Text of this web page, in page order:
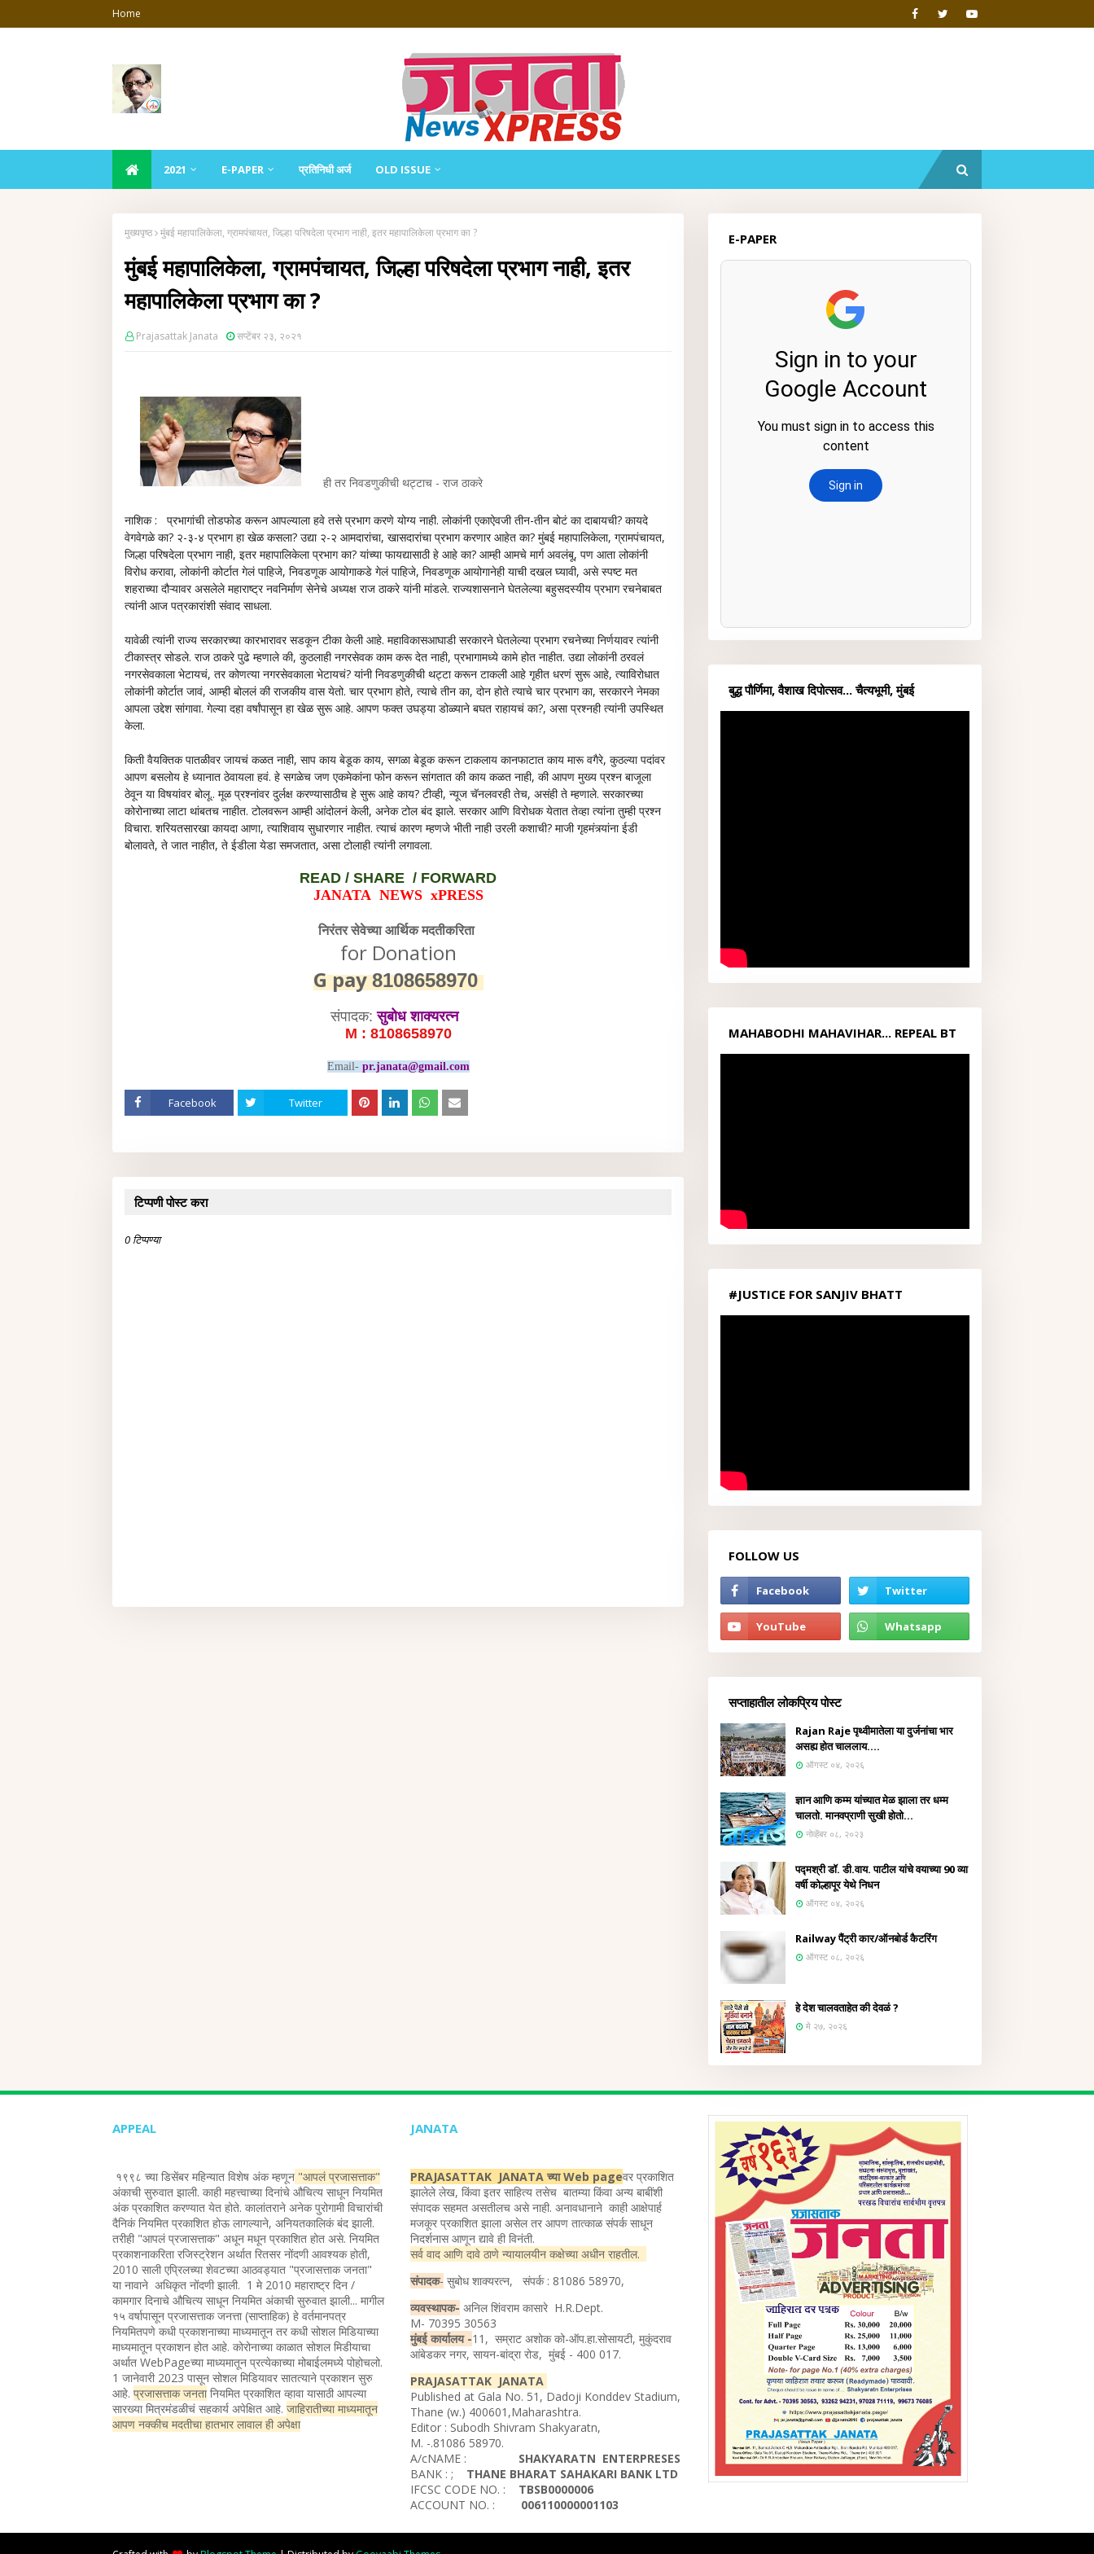
Home
2021 E-PAPER प्रतिनिधी अर्ज OLD ISSUE
मुख्यपृष्ठ मुंबई महापालिकेला, ग्रामपंचायत, जिल्हा परिषदेला प्रभाग नाही, इतर महापालिकेला प्रभाग का ?
मुंबई महापालिकेला, ग्रामपंचायत, जिल्हा परिषदेला प्रभाग नाही, इतर
महापालिकेला प्रभाग का ?
Prajasattak Janata सप्टेंबर २३, २०२१
ही तर निवडणुकीची थट्टाच - राज ठाकरे
नाशिक : प्रभागांची तोडफोड करून आपल्याला हवे तसे प्रभाग करणे योग्य नाही. लोकांनी एकाऐवजी तीन-तीन बोटं का दाबायची? कायदे
वेगवेगळे का? २-३-४ प्रभाग हा खेळ कसला? उद्या २-२ आमदारांचा, खासदारांचा प्रभाग करणार आहेत का? मुंबई महापालिकेला, ग्रामपंचायत,
जिल्हा परिषदेला प्रभाग नाही, इतर महापालिकेला प्रभाग का? यांच्या फायद्यासाठी हे आहे का? आम्ही आमचे मार्ग अवलंबू, पण आता लोकांनी
विरोध करावा, लोकांनी कोर्टात गेलं पाहिजे, निवडणूक आयोगाकडे गेलं पाहिजे, निवडणूक आयोगानेही याची दखल घ्यावी, असे स्पष्ट मत
शहराच्या दौऱ्यावर असलेले महाराष्ट्र नवनिर्माण सेनेचे अध्यक्ष राज ठाकरे यांनी मांडले. राज्यशासनाने घेतलेल्या बहुसदस्यीय प्रभाग रचनेबाबत
त्यांनी आज पत्रकारांशी संवाद साधला.
यावेळी त्यांनी राज्य सरकारच्या कारभारावर सडकून टीका केली आहे. महाविकासआघाडी सरकारने घेतलेल्या प्रभाग रचनेच्या निर्णयावर त्यांनी
टीकास्त्र सोडले. राज ठाकरे पुढे म्हणाले की, कुठलाही नगरसेवक काम करू देत नाही, प्रभागामध्ये कामे होत नाहीत. उद्या लोकांनी ठरवलं
नगरसेवकाला भेटायचं, तर कोणत्या नगरसेवकाला भेटायचं? यांनी निवडणुकीची थट्टा करून टाकली आहे गृहीत धरणं सुरू आहे, त्याविरोधात
लोकांनी कोर्टात जावं, आम्ही बोललं की राजकीय वास येतो. चार प्रभाग होते, त्याचे तीन का, दोन होते त्याचे चार प्रभाग का, सरकारने नेमका
आपला उद्देश सांगावा. गेल्या दहा वर्षांपासून हा खेळ सुरू आहे. आपण फक्त उघड्या डोळ्याने बघत राहायचं का?, असा प्रश्नही त्यांनी उपस्थित
केला.
किती वैयक्तिक पातळीवर जायचं कळत नाही, साप काय बेडूक काय, सगळा बेडूक करून टाकलाय कानफाटात काय मारू वगैरे, कुठल्या पदांवर
आपण बसलोय हे ध्यानात ठेवायला हवं. हे सगळेच जण एकमेकांना फोन करून सांगतात की काय कळत नाही, की आपण मुख्य प्रश्न बाजूला
ठेवून या विषयांवर बोलू.. मूळ प्रश्नांवर दुर्लक्ष करण्यासाठीच हे सुरू आहे काय? टीव्ही, न्यूज चॅनलवरही तेच, असंही ते म्हणाले. सरकारच्या
कोरोनाच्या लाटा थांबतच नाहीत. टोलवरून आम्ही आंदोलनं केली, अनेक टोल बंद झाले. सरकार आणि विरोधक येतात तेव्हा त्यांना तुम्ही प्रश्न
विचारा. शरियतसारखा कायदा आणा, त्याशिवाय सुधारणार नाहीत. त्याचं कारण म्हणजे भीती नाही उरली कशाची? माजी गृहमंत्र्यांना ईडी
बोलावते, ते जात नाहीत, ते ईडीला येडा समजतात, असा टोलाही त्यांनी लगावला.
READ / SHARE / FORWARD
JANATA NEWS xPRESS
निरंतर सेवेच्या आर्थिक मदतीकरिता
for Donation
G pay8108658970
संपादक:सुबोध शाक्यरत्न
M : 8108658970
Email- pr.janata@gmail.com
Facebook Twitter
टिप्पणी पोस्ट करा
0 टिप्पण्या
E-PAPER
बुद्ध पौर्णिमा, वैशाख दिपोत्सव... चैत्यभूमी, मुंबई
MAHABODHI MAHAVIHAR... REPEAL BT
ACT1949...
#JUSTICE FOR SANJIV BHATT
FOLLOW US
सप्ताहातील लोकप्रिय पोस्ट
Rajan Raje पृथ्वीमातेला या दुर्जनांचा भार
असह्य होत चाललाय....
ऑगस्ट ०४, २०२६
ज्ञान आणि कम्म यांच्यात मेळ झाला तर धम्म
चालतो. मानवप्राणी सुखी होतो...
नोव्हेंबर ०८, २०२३
पद्मश्री डॉ. डी.वाय. पाटील यांचे वयाच्या 90 व्या
वर्षी कोल्हापूर येथे निधन
ऑगस्ट ०४, २०२६
Railway पैंट्री कार/ऑनबोर्ड कैटरिंग
ऑगस्ट ०८, २०२६
हे देश चालवताहेत की देवळं ?
मे २७, २०२६
APPEAL
१९९८ च्या डिसेंबर महिन्यात विशेष अंक म्हणून "आपलं प्रजासत्ताक"
अंकाची सुरुवात झाली. काही महत्त्वाच्या दिनांचे औचित्य साधून नियमित
अंक प्रकाशित करण्यात येत होते. कालांतराने अनेक पुरोगामी विचारांची
दैनिकं नियमित प्रकाशित होऊ लागल्याने, अनियतकालिकं बंद झाली.
तरीही "आपलं प्रजासत्ताक" अधून मधून प्रकाशित होत असे. नियमित
प्रकाशनाकरिता रजिस्ट्रेशन अर्थात रितसर नोंदणी आवश्यक होती,
2010 साली एप्रिलच्या शेवटच्या आठवड्यात "प्रजासत्ताक जनता"
या नावाने अधिकृत नोंदणी झाली. 1 मे 2010 महाराष्ट्र दिन /
कामगार दिनाचे औचित्य साधून नियमित अंकाची सुरुवात झाली... मागील
१५ वर्षापासून प्रजासत्ताक जनत्ता (साप्ताहिक) हे वर्तमानपत्र
नियमितपणे कधी प्रकाशनाच्या माध्यमातून तर कधी सोशल मिडियाच्या
माध्यमातून प्रकाशन होत आहे. कोरोनाच्या काळात सोशल मिडीयाचा
अर्थात WebPageच्या माध्यमातून प्रत्येकाच्या मोबाईलमध्ये पोहोचलो.
1 जानेवारी 2023 पासून सोशल मिडियावर सातत्याने प्रकाशन सुरु
आहे. प्रजासत्ताक जनतानियमित प्रकाशित व्हावा यासाठी आपल्या
सारख्या मित्रमंडळीचं सहकार्य अपेक्षित आहे. जाहिरातीच्या माध्यमातून
आपण नक्कीच मदतीचा हातभार लावाल ही अपेक्षा
JANATA
PRAJASATTAK JANATA च्या Web pageवर प्रकाशित
झालेले लेख, किंवा इतर साहित्य तसेच बातम्या किंवा अन्य बाबींशी
संपादक सहमत असतीलच असे नाही. अनावधानाने काही आक्षेपार्ह
मजकूर प्रकाशित झाला असेल तर आपण तात्काळ संपर्क साधून
निदर्शनास आणून द्यावे ही विनंती.
सर्व वाद आणि दावे ठाणे न्यायालयीन कक्षेच्या अधीन राहतील.
संपादक- सुबोध शाक्यरत्न, संपर्क : 81086 58970,
व्यवस्थापक- अनिल शिंवराम कासारे H.R.Dept.
M- 70395 30563
मुंबई कार्यालय -11, सम्राट अशोक को-ऑप.हा.सोसायटी, मुकुंदराव
आंबेडकर नगर, सायन-बांद्रा रोड, मुंबई - 400 017.
PRAJASATTAK JANATA
Published at Gala No. 51, Dadoji Konddev Stadium,
Thane (w.) 400601,Maharashtra.
Editor : Subodh Shivram Shakyaratn,
M. -.81086 58970.
A/cNAME : SHAKYARATN ENTERPRESES
BANK : ; THANE BHARAT SAHAKARI BANK LTD
IFCSC CODE NO. : TBSB0000006
ACCOUNT NO. : 006110000001103